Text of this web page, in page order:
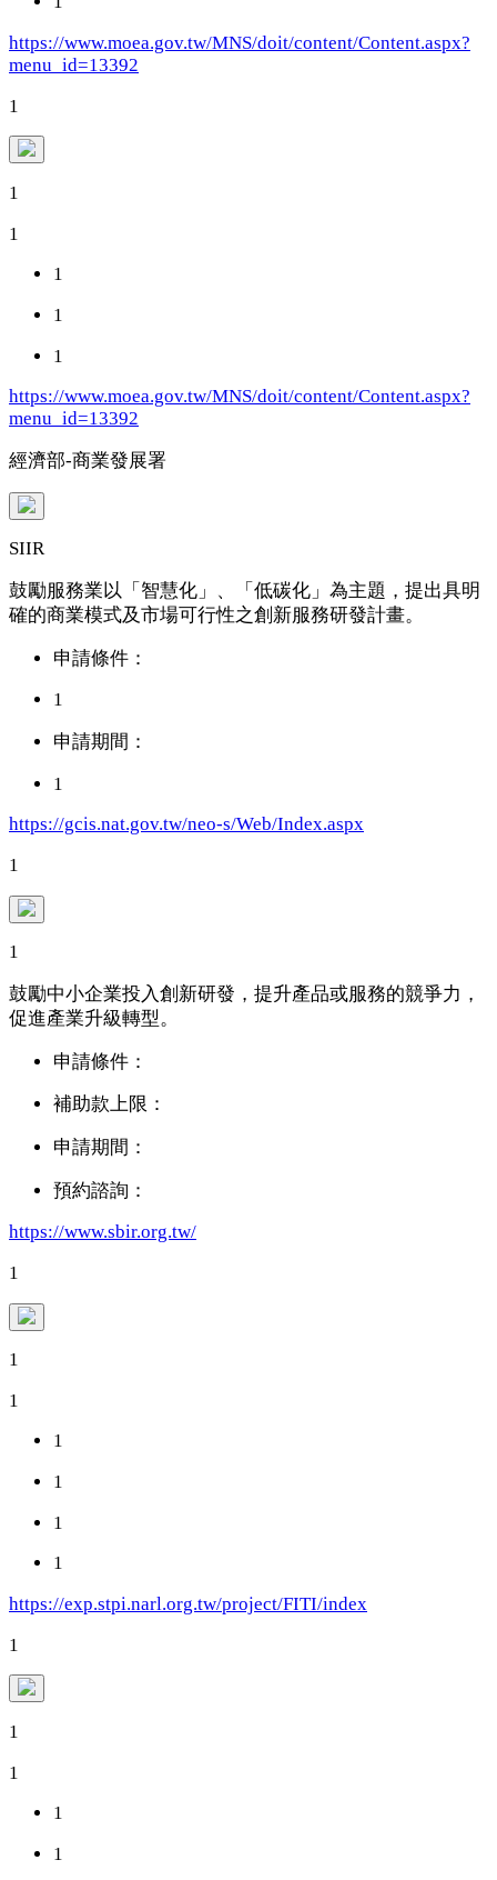
https://www.moea.gov.tw/MNS/doit/content/Content.aspx?
menu_id=13392
1
1
1
1
1
1
https://www.moea.gov.tw/MNS/doit/content/Content.aspx?
menu_id=13392
經濟部-商業發展署
SIIR
鼓勵服務業以「智慧化」、「低碳化」為主題，提出具明
確的商業模式及市場可行性之創新服務研發計畫。
申請條件：
1
申請期間：
1
https://gcis.nat.gov.tw/neo-s/Web/Index.aspx
1
1
鼓勵中小企業投入創新研發，提升產品或服務的競爭力，
促進產業升級轉型。
申請條件：
補助款上限：
申請期間：
預約諮詢：
https://www.sbir.org.tw/
1
1
1
1
1
1
1
https://exp.stpi.narl.org.tw/project/FITI/index
1
1
1
1
1